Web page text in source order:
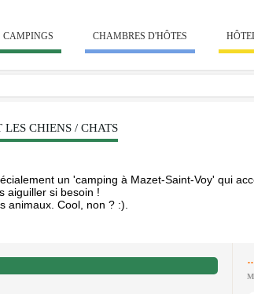
CAMPINGS CHAMBRES D'HÔTES
LES CHIENS / CHATS
un 'camping à Mazet-Saint-Voy' qui
aiguiller si besoin !
animaux. Cool, non ? :).